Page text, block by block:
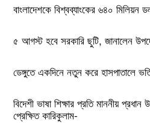
বাংলাদেশকে বিশ্বব্যাংকের ৬৪০ মিলিয়ন
৫ আগস্ট হবে সরকারি ছুটি, জানালেন
ডেঙ্গুতে একদিনে নতুন করে হাসপাতালে
বিদেশী ভাষা শিক্ষার প্রতি মাননীয়
প্রেক্ষিত কারিকুলাম-